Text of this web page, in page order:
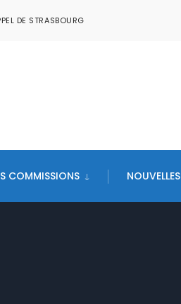
DE STRASBOURG
COMMISSIONS NOUVELLES